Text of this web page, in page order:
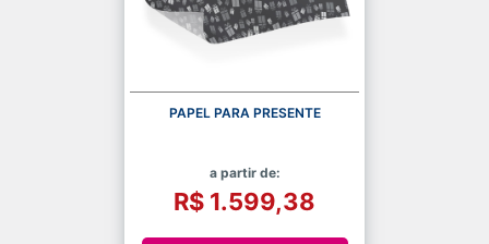
PAPEL PARA PRESENTE
a partir de:
R$ 1.599,38